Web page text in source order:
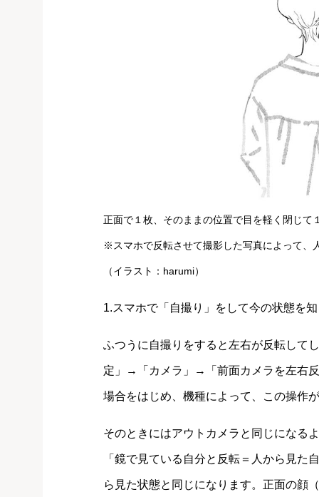
正面で１枚、そのままの位置で目を軽く閉じ
※スマホで反転させて撮影した写真によって、
（イラスト：harumi）
1.スマホで「自撮り」をして今の状態を
ふつうに自撮りをすると左右が反転して
定」→「カメラ」→「前面カメラを左右
場合をはじめ、機種によって、この操作
そのときにはアウトカメラと同じになる
「鏡で見ている自分と反転＝人から見た
ら見た状態と同じになります。正面の顔